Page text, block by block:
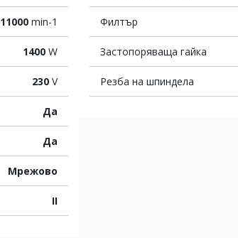
11000min-1
1400W
230V
Да
Да
Мрежово
II
Филтър
Застопоряваща гайка
Резба на шпиндела